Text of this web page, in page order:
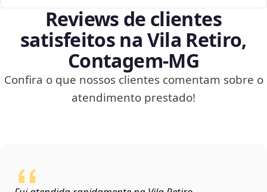
Reviews de clientes
satisfeitos na Vila Retiro,
Contagem‑MG
Confira o que nossos clientes comentam sobre o
atendimento prestado!